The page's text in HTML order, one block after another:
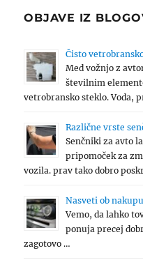
OBJAVE IZ
Čisto
Med vožnjo z
številnim
vetrobransko steklo. Voda,
Različne vrste
Senčniki za avto
pripomoček za
vozila. prav tako dobro
Nasveti ob
Vemo, da lahko
ponuja precej
zagotovo …